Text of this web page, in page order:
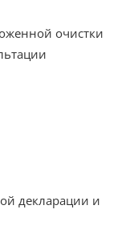
очистки
декларации и